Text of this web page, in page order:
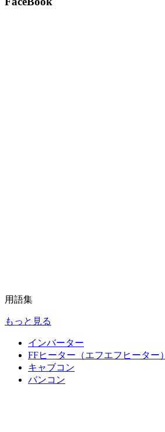
用語集
もっと見る
インバーター
FFヒーター（エフエフヒーター）
キャブコン
バンコン